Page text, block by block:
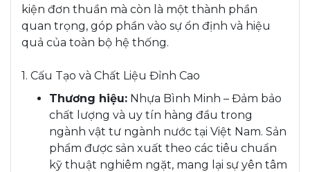
kiện đơn thuần mà còn là một thành phần
quan trọng, góp phần vào sự ổn định và hiệu
quả của toàn bộ hệ thống.
1. Cấu Tạo và Chất Liệu Đỉnh Cao
Thương hiệu: Nhựa Bình Minh – Đảm bảo
chất lượng và uy tín hàng đầu trong
ngành vật tư ngành nước tại Việt Nam. Sản
phẩm được sản xuất theo các tiêu chuẩn
kỹ thuật nghiêm ngặt, mang lại sự yên tâm